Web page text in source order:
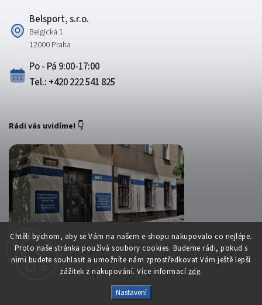
Chtěli bychom, aby se Vám na našem e-shopu nakupovalo co nejlépe.
Proto naše stránka používá soubory cookies. Budeme rádi, pokud s
nimi budete souhlasit a umožníte nám zprostředkovat Vám ještě lepší
zážitek z nakupování. Více informací zde.
Nastavení
Belsport, s.r.o.
Belgická 1
12000 Praha
Po - Pá 9:00-17:00
Tel.: +420 222 541 825
Rádi vás uvidíme! 👇
Belsport.cz. Všechna práva vyhrazena.